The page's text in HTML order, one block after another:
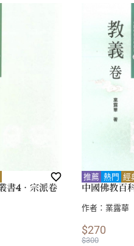
書4．宗派卷
推薦 熱門 經
中國佛教百
作者： 業露華
$270
$300